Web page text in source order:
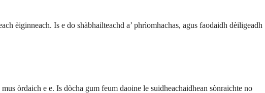
èiginneach. Is e do shàbhailteachd a’ phrìomhachas, agus faodaidh dèiligeadh
òrdaich e e. Is dòcha gum feum daoine le suidheachaidhean sònraichte no